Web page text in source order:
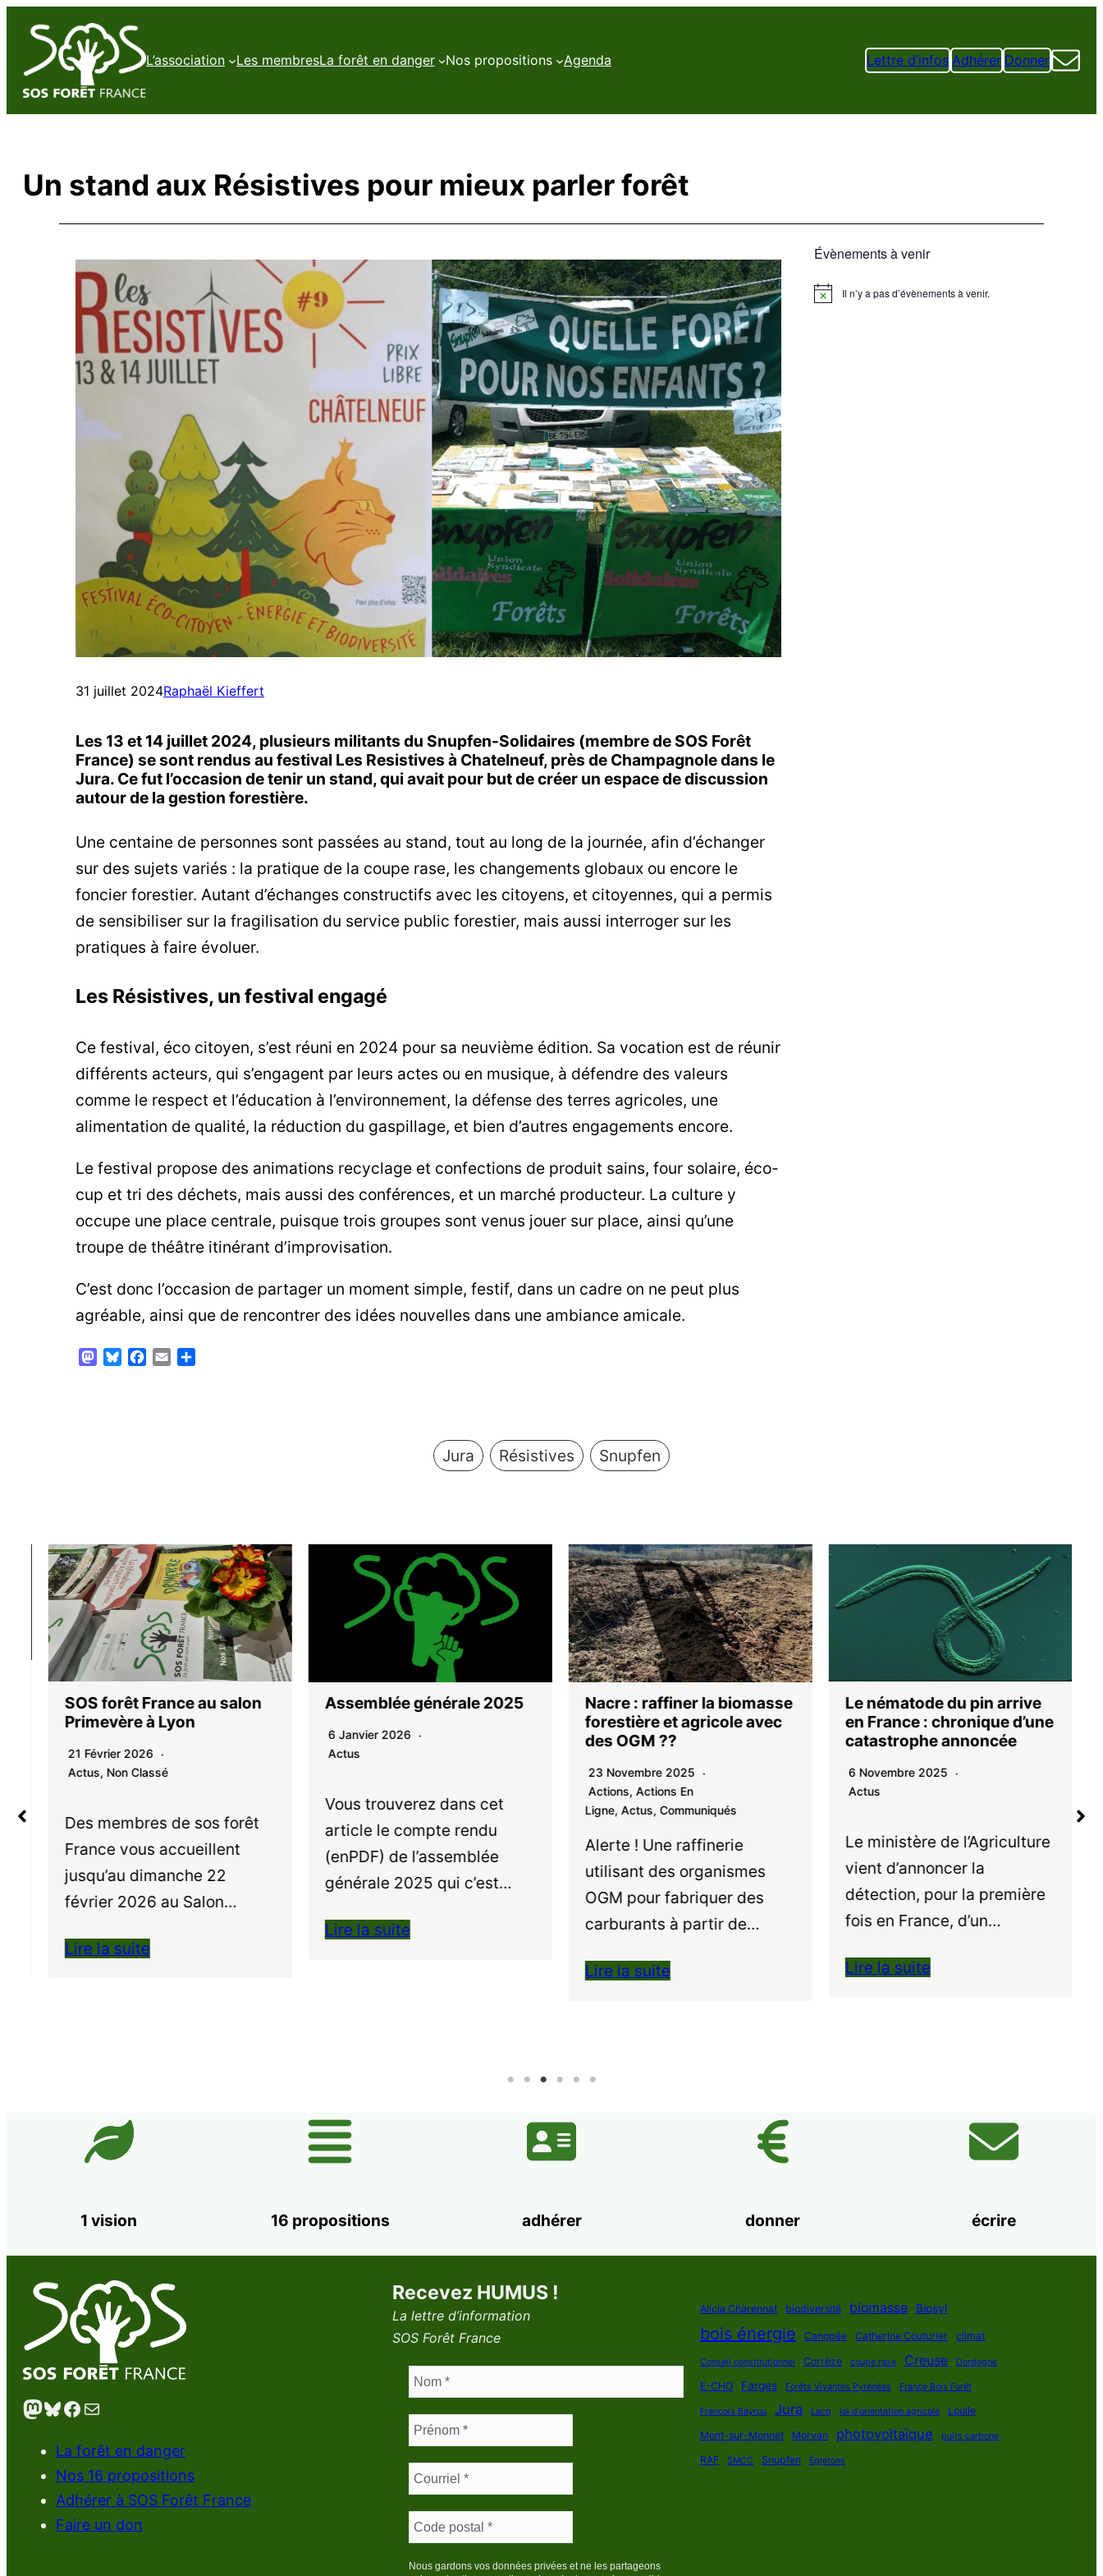
L’association Les membresLa forêt en danger Nos propositions Agenda Lettre d’infos Adhérer Donner
Un stand aux Résistives pour mieux parler forêt
31 juillet 2024Raphaël Kieffert
Les 13 et 14 juillet 2024, plusieurs militants du Snupfen-Solidaires (membre de SOS Forêt
France) se sont rendus au festival Les Resistives à Chatelneuf, près de Champagnole dans le
Jura. Ce fut l’occasion de tenir un stand, qui avait pour but de créer un espace de discussion
autour de la gestion forestière.
Une centaine de personnes sont passées au stand, tout au long de la journée, afin d’échanger
sur des sujets variés : la pratique de la coupe rase, les changements globaux ou encore le
foncier forestier. Autant d’échanges constructifs avec les citoyens, et citoyennes, qui a permis
de sensibiliser sur la fragilisation du service public forestier, mais aussi interroger sur les
pratiques à faire évoluer.
Les Résistives, un festival engagé
Ce festival, éco citoyen, s’est réuni en 2024 pour sa neuvième édition. Sa vocation est de réunir
différents acteurs, qui s’engagent par leurs actes ou en musique, à défendre des valeurs
comme le respect et l’éducation à l’environnement, la défense des terres agricoles, une
alimentation de qualité, la réduction du gaspillage, et bien d’autres engagements encore.
Le festival propose des animations recyclage et confections de produit sains, four solaire, éco-
cup et tri des déchets, mais aussi des conférences, et un marché producteur. La culture y
occupe une place centrale, puisque trois groupes sont venus jouer sur place, ainsi qu’une
troupe de théâtre itinérant d’improvisation.
C’est donc l’occasion de partager un moment simple, festif, dans un cadre on ne peut plus
agréable, ainsi que de rencontrer des idées nouvelles dans une ambiance amicale.
Mastodon
BlueskyFacebook
Email
Évènements à venir
Notice Il n’y a pas d’évènements à venir.
Jura Résistives Snupfen
SOS forêt France au salon
Primevère à Lyon
21 Février 2026
Actus,Non Classé
Des membres de sos forêt
France vous accueillent
jusqu’au dimanche 22
février 2026 au Salon…
Lire la suite
Assemblée générale 2025
6 Janvier 2026
Actus
Vous trouverez dans cet
article le compte rendu
(enPDF) de l’assemblée
générale 2025 qui c’est…
Lire la suite
Nacre : raffiner la biomasse
forestière et agricole avec
des OGM ??
23 Novembre 2025
Actions,Actions En
Ligne,Actus,Communiqués
Alerte ! Une raffinerie
utilisant des organismes
OGM pour fabriquer des
carburants à partir de…
Lire la suite
Le nématode du pin arrive
en France : chronique d’une
catastrophe annoncée
6 Novembre 2025
Actus
Le ministère de l’Agriculture
vient d’annoncer la
détection, pour la première
fois en France, d’un…
Lire la suite
1 vision 16 propositions adhérer donner écrire
Mastodon Bluesky Facebook E-mail
La forêt en danger
Nos 16 propositions
Adhérer à SOS Forêt France
Faire un don
Recevez HUMUS !
La lettre d’information
SOS Forêt France
Nous gardons vos données privées et ne les partageons
Alicia Charennat biodiversité biomasse Biosyl
bois énergie Canopée Catherine Couturier climat
Conseil constitutionnel Corrèze coupe rase Creuse Dordogne
E-CHO Farges Forêts Vivantes Pyrénées France Bois Forêt
François Bayrou Jura Lacq loi d'orientation agricole
Loulle
Mont-sur-Monnet
Morvan photovoltaïque puits carbone
RAF SMCC Snupfen Égletons